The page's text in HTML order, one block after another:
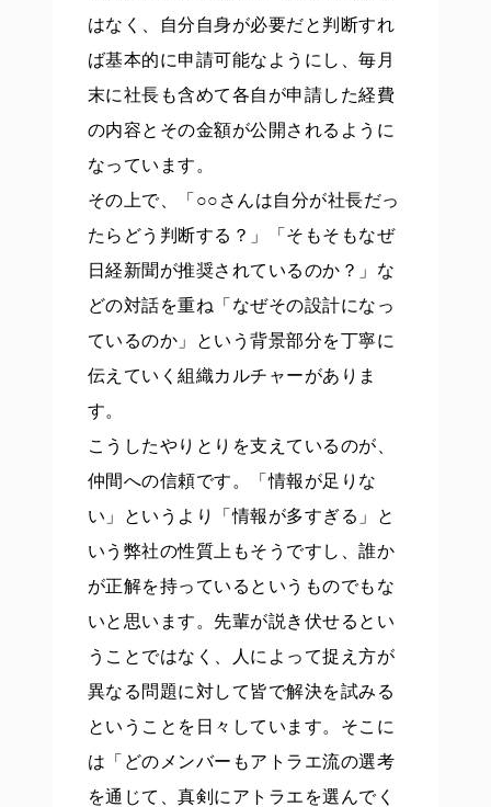
はなく、自分自身が必要だと判断すれ
ば基本的に申請可能なようにし、毎月
末に社長も含めて各自が申請した経費
の内容とその金額が公開されるように
なっています。
その上で、「○○さんは自分が社長だっ
たらどう判断する？」「そもそもなぜ
日経新聞が推奨されているのか？」な
どの対話を重ね「なぜその設計になっ
ているのか」という背景部分を丁寧に
伝えていく組織カルチャーがありま
す。
こうしたやりとりを支えているのが、
仲間への信頼です。「情報が足りな
い」というより「情報が多すぎる」と
いう弊社の性質上もそうですし、誰か
が正解を持っているというものでもな
いと思います。先輩が説き伏せるとい
うことではなく、人によって捉え方が
異なる問題に対して皆で解決を試みる
ということを日々しています。そこに
は「どのメンバーもアトラエ流の選考
を通じて、真剣にアトラエを選んでく